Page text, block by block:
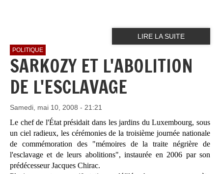
LIRE LA SUITE
POLITIQUE
SARKOZY ET L'ABOLITION
DE L'ESCLAVAGE
Samedi, mai 10, 2008 - 21:21
Le chef de l'État présidait dans les jardins du Luxembourg, sous
un ciel radieux, les cérémonies de la troisième journée nationale
de commémoration des "mémoires de la traite négrière de
l'esclavage et de leurs abolitions", instaurée en 2006 par son
prédécesseur Jacques Chirac.